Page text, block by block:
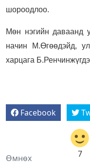
шороодлоо.
Мөн нэгийн даваанд
начин М.Өгөөдэйд,
харцага
Facebook
7
Өмнөх